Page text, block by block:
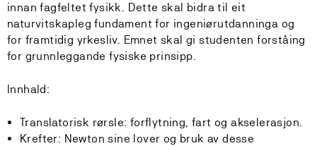
innan fagfeltet fysikk. Dette skal bidra til eit
naturvitskapleg fundament for ingeniørutdanninga og
for framtidig yrkesliv. Emnet skal gi studenten forståing
for grunnleggande fysiske prinsipp.
Innhald:
Translatorisk rørsle: forflytning, fart og akselerasjon.
Krefter: Newton sine lover og bruk av desse